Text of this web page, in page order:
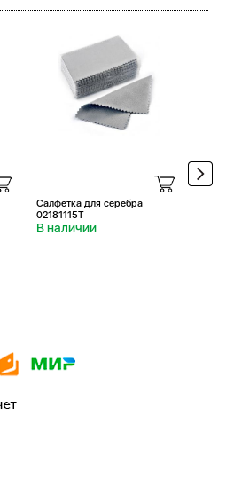
Салфетка для серебра
02181115T
В наличии